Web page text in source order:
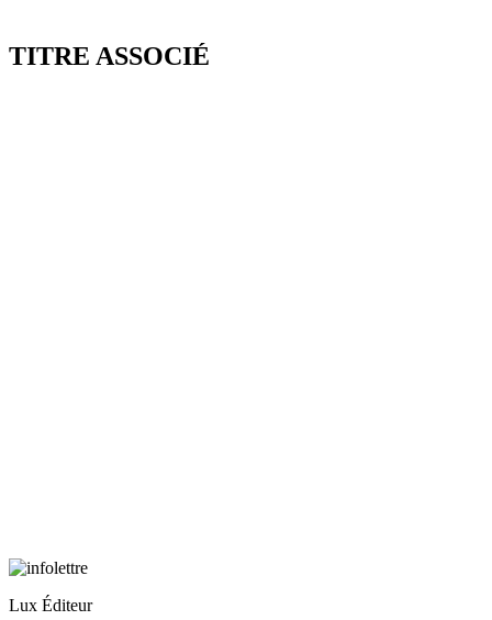
TITRE ASSOCIÉ
Lux Éditeur